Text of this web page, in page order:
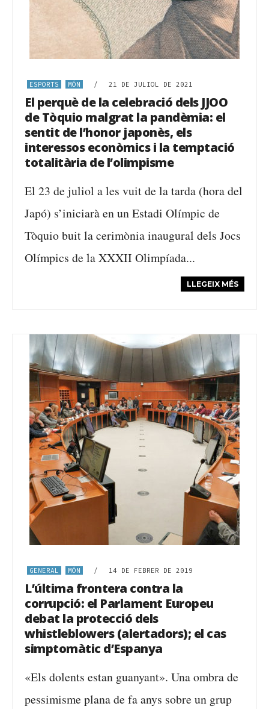
ESPORTS MÓN / 21 DE JULIOL DE 2021
El perquè de la celebració dels JJOO
de Tòquio malgrat la pandèmia: el
sentit de l’honor japonès, els
interessos econòmics i la temptació
totalitària de l’olimpisme
El 23 de juliol a les vuit de la tarda (hora del
Japó) s’iniciarà en un Estadi Olímpic de
Tòquio buit la cerimònia inaugural dels Jocs
Olímpics de la XXXII Olimpíada...
LLEGEIX MÉS
GENERAL MÓN / 14 DE FEBRER DE 2019
L’última frontera contra la
corrupció: el Parlament Europeu
debat la protecció dels
whistleblowers (alertadors); el cas
simptomàtic d’Espanya
«Els dolents estan guanyant». Una ombra de
pessimisme plana de fa anys sobre un grup